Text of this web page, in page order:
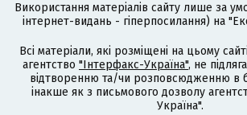
Використання матеріалів сайту лише за
інтернет-видань - гіперпосилання) на
Всі матеріали, які розміщені на цьому
агентство "Інтерфакс-Україна", не
відтворенню та/чи розповсюдженню в
інакше як з письмового дозволу
Україна".